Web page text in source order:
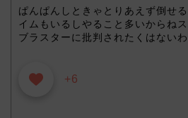
ぱんぱんしときゃとりあえず倒せ
イムもいるしやること多いからね
ブラスターに批判されたくはない
+6